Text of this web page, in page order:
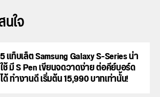
ใจ
5 แท็บเล็ต Samsung Galaxy S-Series น่า
ใช้ มี S Pen เขียนจดวาดง่าย ต่อคีย์บอร์ด
ได้ ทำงานดี เริ่มต้น 15,990 บาทเท่านั้น!